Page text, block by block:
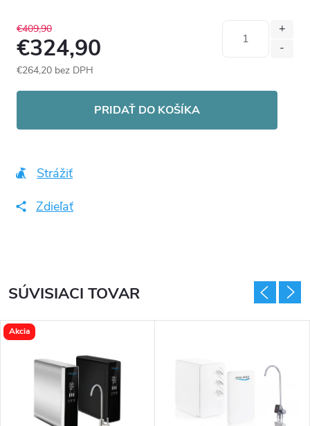
€409,90
€324,90
€264,20 bez DPH
PRIDAŤ DO KOŠÍKA
Strážiť
Zdieľať
SÚVISIACI TOVAR
Akcia